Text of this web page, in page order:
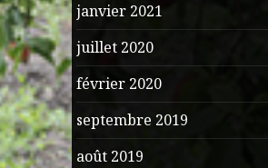
janvier 2021
juillet 2020
février 2020
septembre 2019
août 2019